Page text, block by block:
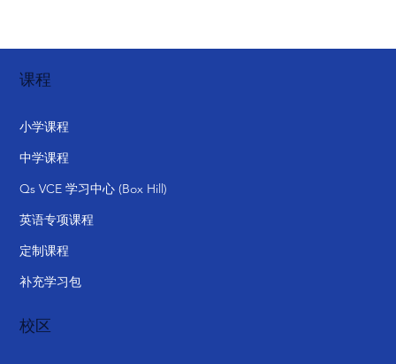
课程
小学课程
中学课程
Qs VCE 学习中心 (Box Hill)
英语专项课程
定制课程
补充学习包
校区